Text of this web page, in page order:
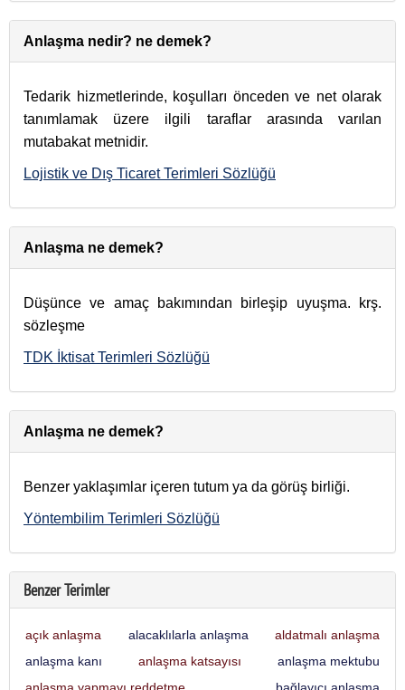
Anlaşma nedir? ne demek?
Tedarik hizmetlerinde, koşulları önceden ve net olarak
tanımlamak üzere ilgili taraflar arasında varılan
mutabakat metnidir.
Lojistik ve Dış Ticaret Terimleri Sözlüğü
Anlaşma ne demek?
Düşünce ve amaç bakımından birleşip uyuşma. krş.
sözleşme
TDK İktisat Terimleri Sözlüğü
Anlaşma ne demek?
Benzer yaklaşımlar içeren tutum ya da görüş birliği.
Yöntembilim Terimleri Sözlüğü
Benzer Terimler
açık anlaşma alacaklılarla anlaşma
aldatmalı anlaşma
anlaşma kanı
anlaşma katsayısı
anlaşma mektubu